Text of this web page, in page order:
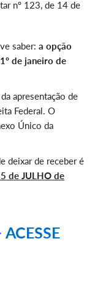
nº 123, de 14 de
saber: a opção
de janeiro de
apresentação de
Federal. O
Único da
deixar de receber é
de JULHO de
ACESSE